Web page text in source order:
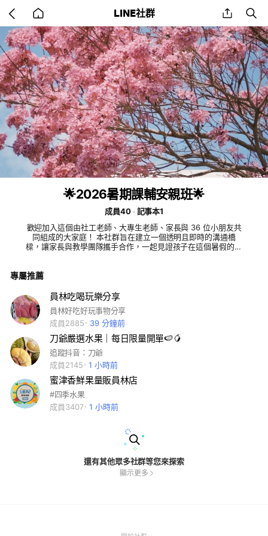
back
to
home
LINE社群 share
🌟2026暑期課輔安親班🌟
成員40
記事本1
歡迎加入這個由社工老師、大專生老師、家長與 36 位小朋友共
同組成的大家庭！￼ 本社群旨在建立一個透明且即時的溝通橋
樑，讓家長與教學團隊攜手合作，一起見證孩子在這個暑假的蛻
1. 每日簽閱聯絡簿：透過聯絡簿的心得專欄，了解孩子每日的表
導：鼓勵孩子遵守課堂規範與儀容規定（如穿著運動鞋、自備環
保餐具-碗筷），幫助孩子建立責任感💪 3.參與成果展：誠摯邀
請您在 08/15（六） 蒞臨參加成果展，共同分享孩子努力的成
果✨ ⚠️ 讓我們一起營造一個安全、快樂且充滿學習動力的暑
假！如有任何疑問或孩子有特殊狀況（如需請假），請隨時與負
責的社工老師保持聯繫。
專屬推薦
員林吃喝玩樂分享
員林好吃好玩事物分享
成員2885
39 分鐘前
刀爺嚴選水果｜每日限量開單🍉🥭
追蹤抖音：刀爺
成員2145
1 小時前
蜜津香鮮果量販員林店
#四季水果
成員3407
1 小時前
還有其他眾多社群等您來探索
顯示更多